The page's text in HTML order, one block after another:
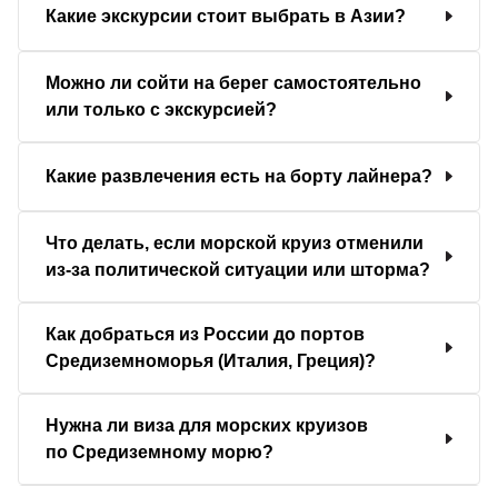
Какие экскурсии стоит выбрать в Азии?
Можно ли сойти на берег самостоятельно
или только с экскурсией?
Какие развлечения есть на борту лайнера?
Что делать, если морской круиз отменили
из-за политической ситуации или шторма?
Как добраться из России до портов
Средиземноморья (Италия, Греция)?
Нужна ли виза для морских круизов
по Средиземному морю?